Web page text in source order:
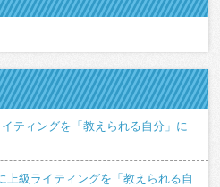
ティングを「教えられる自分」に
上級ライティングを「教えられる自